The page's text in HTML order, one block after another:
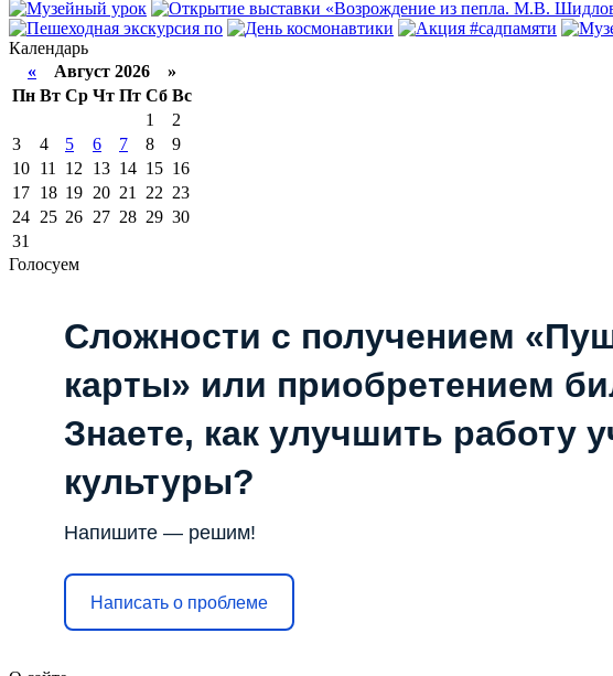
Календарь
« Август 2026 »
Пн Вт Ср Чт Пт Сб Вс
1
2
3
4 5 6 7 8
9
10 11 12 13 14 15 16
17 18 19 20 21 22 23
24 25 26 27 28 29 30
31
Голосуем
Сложности с получением
карты» или приобретением
Знаете, как улучшить работу
культуры?
Напишите — решим!
Написать о проблеме